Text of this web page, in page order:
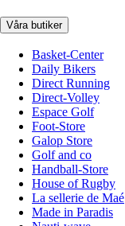
Våra butiker
Basket-Center
Daily Bikers
Direct Running
Direct-Volley
Espace Golf
Foot-Store
Galop Store
Golf and co
Handball-Store
House of Rugby
La sellerie de Maé
Made in Paradis